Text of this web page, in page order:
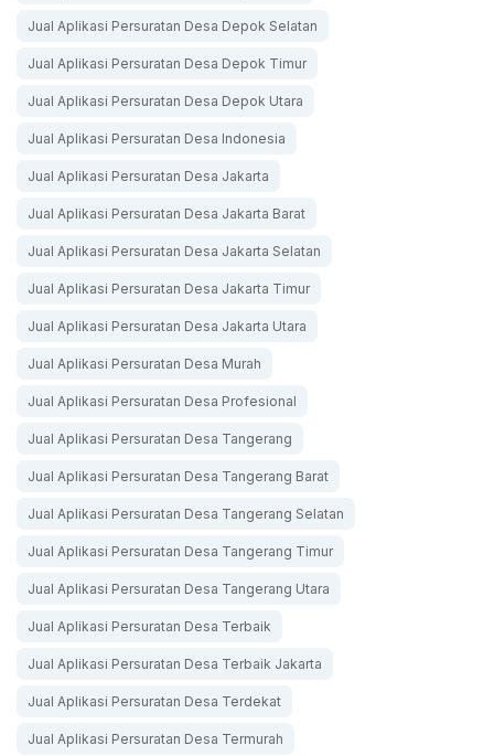
Jual Aplikasi Persuratan Desa Depok Selatan
Jual Aplikasi Persuratan Desa Depok Timur
Jual Aplikasi Persuratan Desa Depok Utara
Jual Aplikasi Persuratan Desa Indonesia
Jual Aplikasi Persuratan Desa Jakarta
Jual Aplikasi Persuratan Desa Jakarta Barat
Jual Aplikasi Persuratan Desa Jakarta Selatan
Jual Aplikasi Persuratan Desa Jakarta Timur
Jual Aplikasi Persuratan Desa Jakarta Utara
Jual Aplikasi Persuratan Desa Murah
Jual Aplikasi Persuratan Desa Profesional
Jual Aplikasi Persuratan Desa Tangerang
Jual Aplikasi Persuratan Desa Tangerang Barat
Jual Aplikasi Persuratan Desa Tangerang Selatan
Jual Aplikasi Persuratan Desa Tangerang Timur
Jual Aplikasi Persuratan Desa Tangerang Utara
Jual Aplikasi Persuratan Desa Terbaik
Jual Aplikasi Persuratan Desa Terbaik Jakarta
Jual Aplikasi Persuratan Desa Terdekat
Jual Aplikasi Persuratan Desa Termurah